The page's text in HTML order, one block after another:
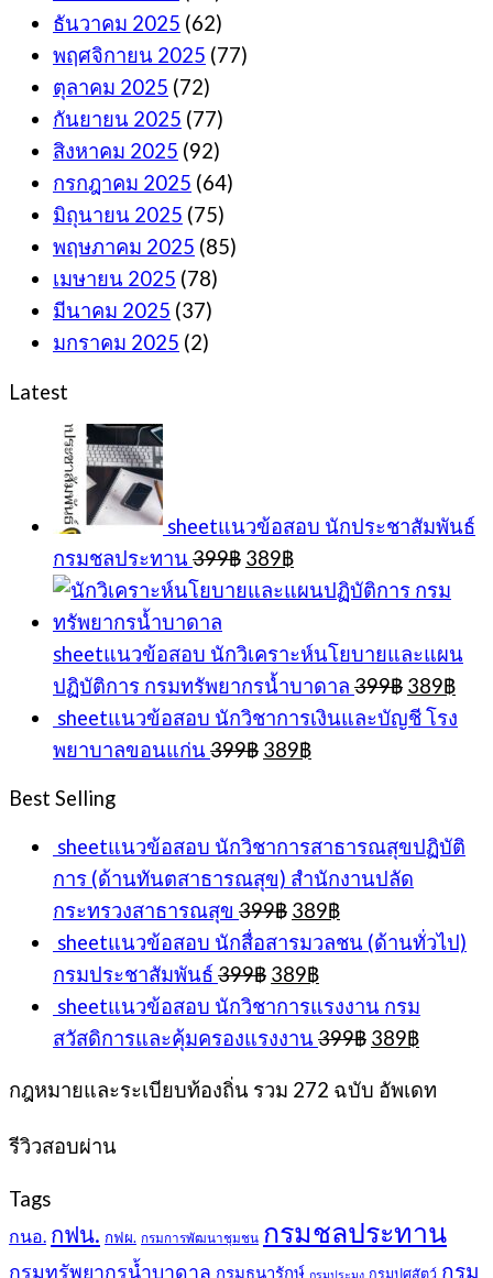
ธันวาคม 2025 (62)
พฤศจิกายน 2025 (77)
ตุลาคม 2025 (72)
กันยายน 2025 (77)
สิงหาคม 2025 (92)
กรกฎาคม 2025 (64)
มิถุนายน 2025 (75)
พฤษภาคม 2025 (85)
เมษายน 2025 (78)
มีนาคม 2025 (37)
มกราคม 2025 (2)
Latest
sheetแนวข้อสอบ นักประชาสัมพันธ์
กรมชลประทาน 399฿ Original
was:
389฿Current
price
is:
sheetแนวข้อสอบ นักวิเคราะห์นโยบายและแผน
ปฏิบัติการ กรมทรัพยากรน้ำบาดาล 399฿ Original
price
was:
389฿
is:
sheetแนวข้อสอบ นักวิชาการเงินและบัญชี โรง
พยาบาลขอนแก่น 399฿ Original
389฿Current
Best Selling
sheetแนวข้อสอบ นักวิชาการสาธารณสุขปฏิบัติ
การ (ด้านทันตสาธารณสุข) สำนักงานปลัด
กระทรวงสาธารณสุข 399฿ Original
was:
399฿.
389฿Current
price
is:
sheetแนวข้อสอบ นักสื่อสารมวลชน (ด้านทั่วไป)
กรมประชาสัมพันธ์ 399฿ Original
was:
399฿.
389฿Current
is:
389฿.
sheetแนวข้อสอบ นักวิชาการแรงงาน กรม
สวัสดิการและคุ้มครองแรงงาน 399฿ Original
was:
389฿Current
is:
กฎหมายและระเบียบท้องถิ่น รวม 272 ฉบับ อัพเดท
รีวิวสอบผ่าน
Tags
กนอ. กฟน. กฟผ. กรมการพัฒนาชุมชน กรมชลประทาน
กรมทรัพยากรน้ำบาดาล กรมธนารักษ์ กรมประมง กรมปศุสัตว์ กรม